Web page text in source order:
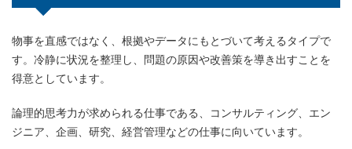
物事を直感ではなく、根拠やデータにもとづいて考えるタイプで
す。冷静に状況を整理し、問題の原因や改善策を導き出すことを
得意としています。
論理的思考力が求められる仕事である、コンサルティング、エン
ジニア、企画、研究、経営管理などの仕事に向いています。